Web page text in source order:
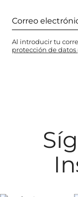
Al introducir tu
protección de datos